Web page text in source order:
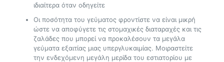
ιδιαίτερα όταν οδηγείτε
Οι ποσότητα του γεύματος φροντίστε να είναι μικρή
ώστε να αποφύγετε τις στομαχικές διαταραχές και τις
ζαλάδες που μπορεί να προκαλέσουν τα μεγάλα
γεύματα εξαιτίας μιας υπεργλυκαιμίας. Μοιραστείτε
την ενδεχόμενη μεγάλη μερίδα του εστιατορίου με